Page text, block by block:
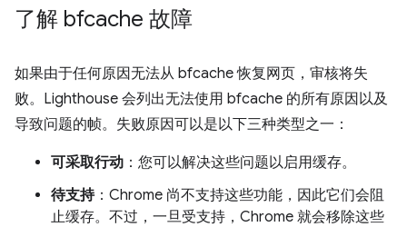
了解 bfcache 故障
如果由于任何原因无法从 bfcache 恢复网页，审核将失
败。Lighthouse 会列出无法使用 bfcache 的所有原因以及
导致问题的帧。失败原因可以是以下三种类型之一：
可采取行动 ：您可以解决这些问题以启用缓存。
待支持：Chrome 尚不支持这些功能，因此它们会阻
止缓存。不过，一旦受支持，Chrome 就会移除这些